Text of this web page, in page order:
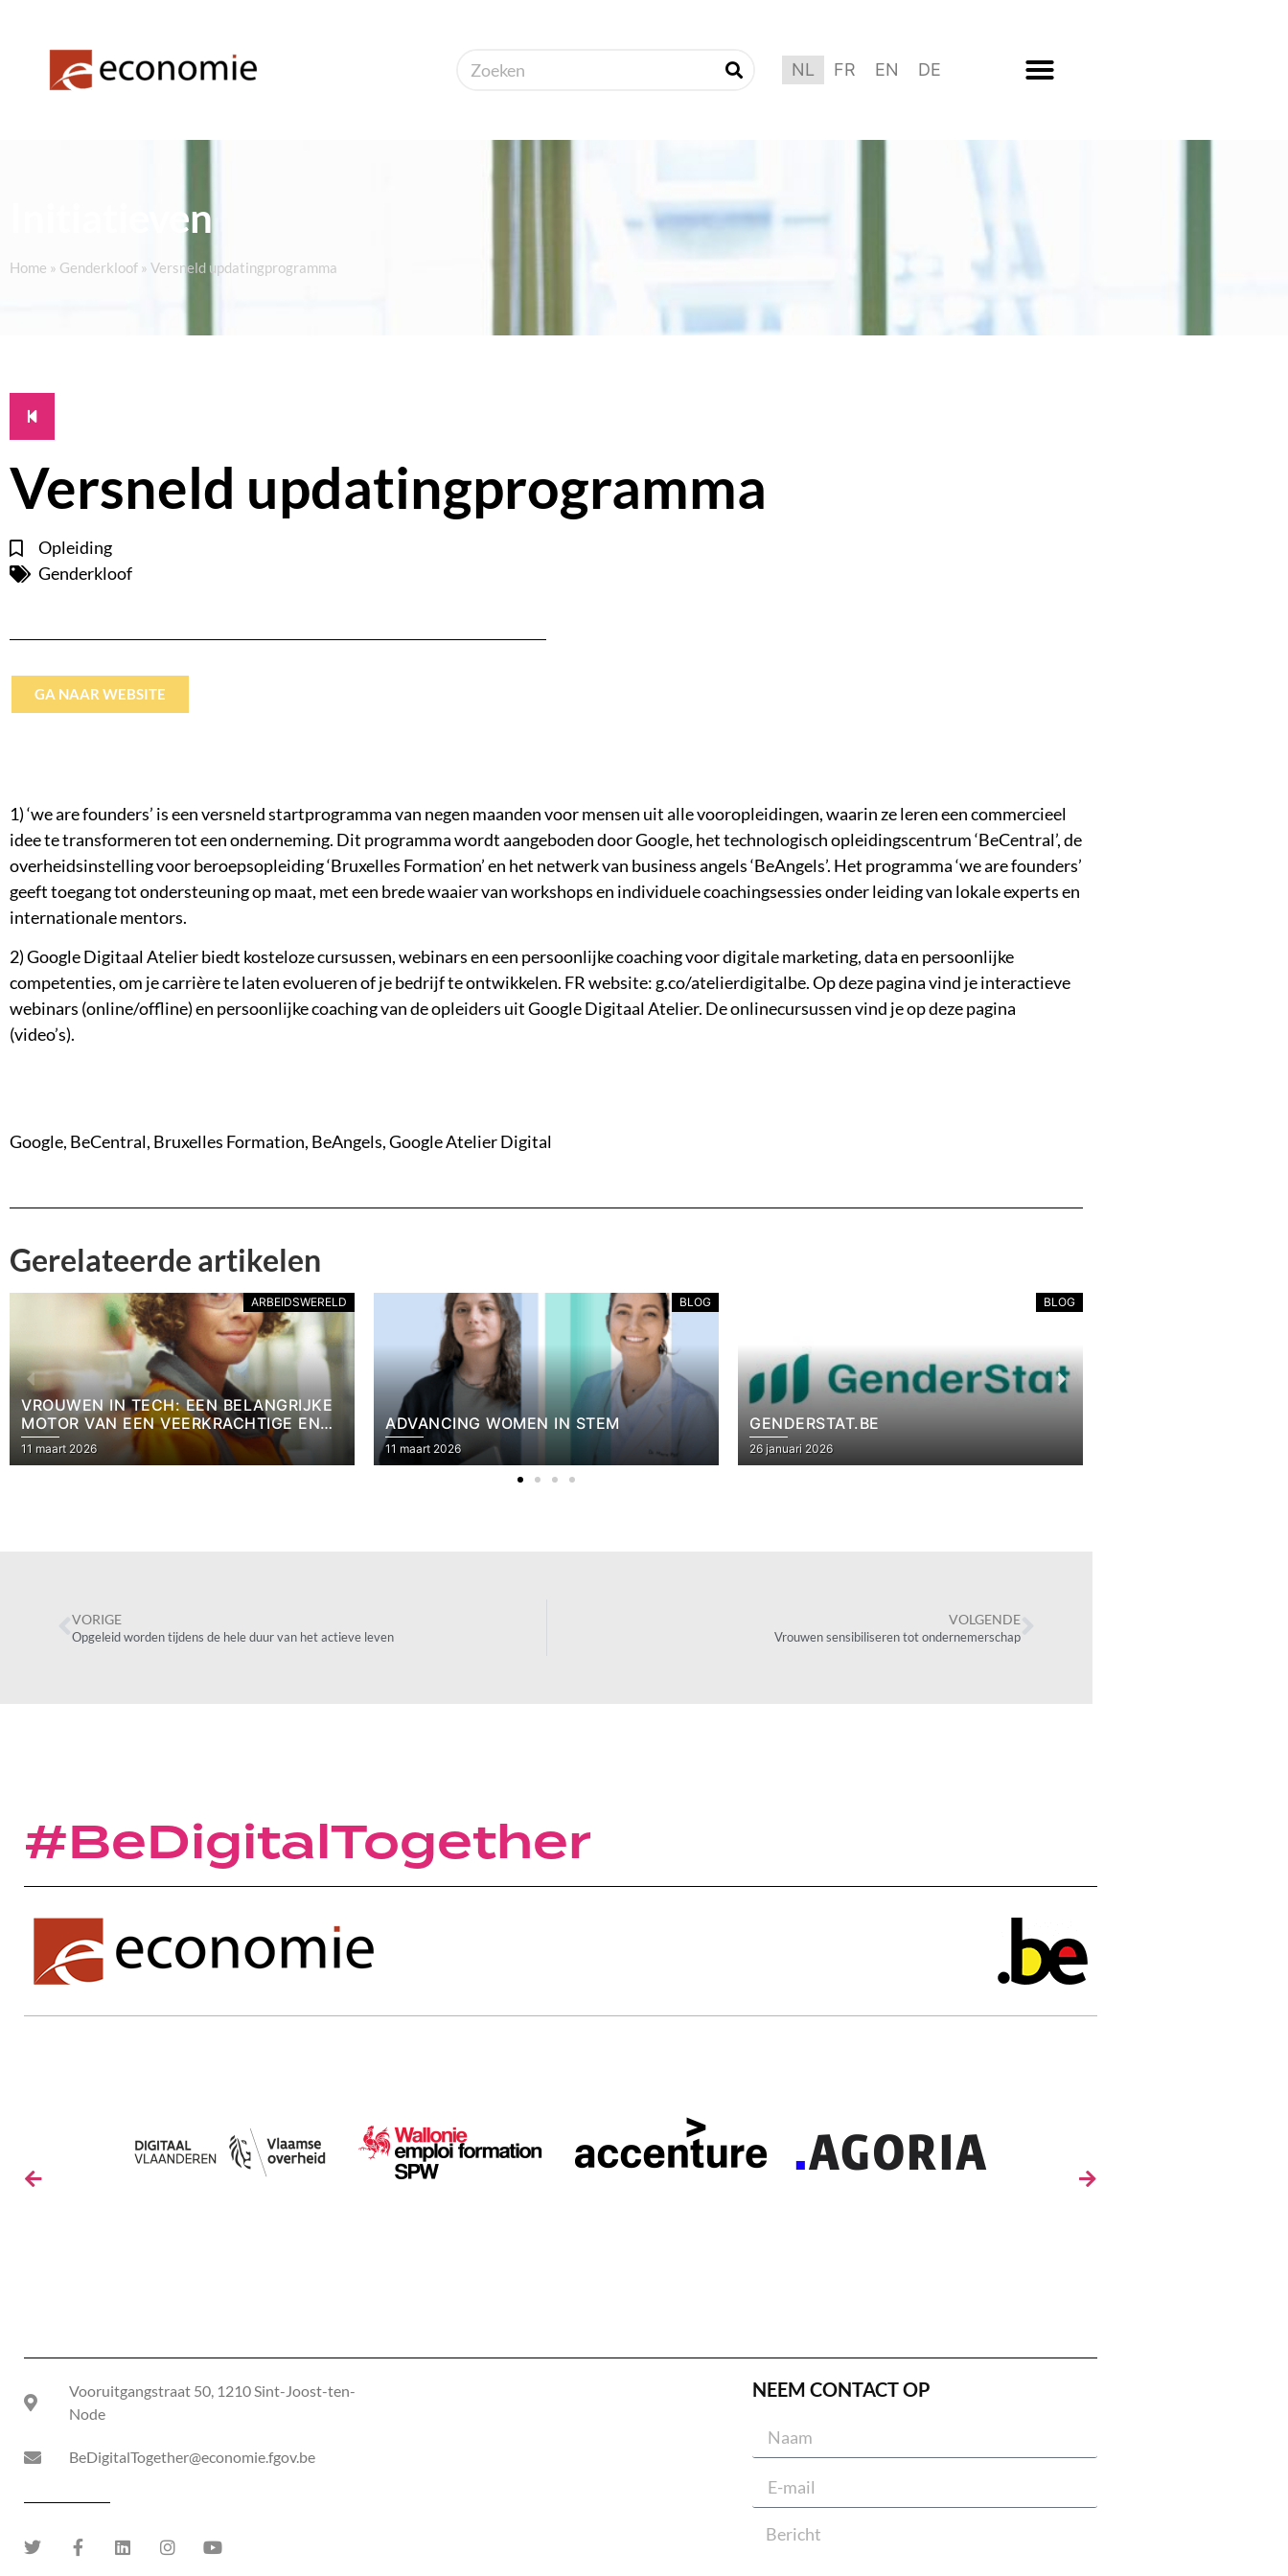
NL FR EN DE
Initiatieven
Home » Genderkloof » Versneld updatingprogramma
Versneld updatingprogramma
Opleiding
Genderkloof
GA NAAR WEBSITE
1) ‘we are founders’ is een versneld startprogramma van negen maanden voor mensen uit alle vooropleidingen, waarin ze leren een commercieel
idee te transformeren tot een onderneming. Dit programma wordt aangeboden door Google, het technologisch opleidingscentrum ‘BeCentral’, de
overheidsinstelling voor beroepsopleiding ‘Bruxelles Formation’ en het netwerk van business angels ‘BeAngels’. Het programma ‘we are founders’
geeft toegang tot ondersteuning op maat, met een brede waaier van workshops en individuele coachingsessies onder leiding van lokale experts en
internationale mentors.
2) Google Digitaal Atelier biedt kosteloze cursussen, webinars en een persoonlijke coaching voor digitale marketing, data en persoonlijke
competenties, om je carrière te laten evolueren of je bedrijf te ontwikkelen. FR website: g.co/atelierdigitalbe. Op deze pagina vind je interactieve
webinars (online/offline) en persoonlijke coaching van de opleiders uit Google Digitaal Atelier. De onlinecursussen vind je op deze pagina
(video’s).
Google, BeCentral, Bruxelles Formation, BeAngels, Google Atelier Digital
Gerelateerde artikelen
ARBEIDSWERELD
EEN BELANGRIJKE
EN
INDUSTRIE
BLOG
ADVANCING WOMEN IN STEM
11 maart 2026
GENDERSTAT.BE
26 januari 2026
VORIGE
Opgeleid worden tijdens de hele duur van het actieve leven
VOLGENDE
Vrouwen sensibiliseren tot ondernemerschap
#BeDigitalTogether
Vooruitgangstraat 50, 1210 Sint-Joost-ten-
Node
BeDigitalTogether@economie.fgov.be
NEEM CONTACT OP